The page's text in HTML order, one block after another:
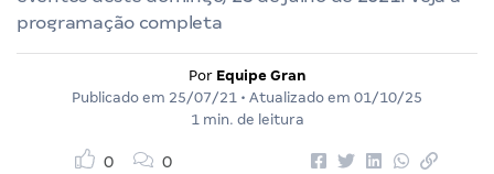
programação completa
Por Equipe Gran
Publicado em 25/07/21 • Atualizado em 01/10/25
1 min. de leitura
0 0